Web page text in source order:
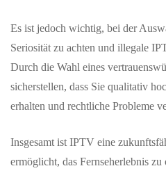
Es ist jedoch wichtig, bei der
Seriosität zu achten und illegale
Durch die Wahl eines
sicherstellen, dass Sie qualitativ
erhalten und rechtliche Probleme
Insgesamt ist IPTV eine
ermöglicht, das Fernseherlebnis